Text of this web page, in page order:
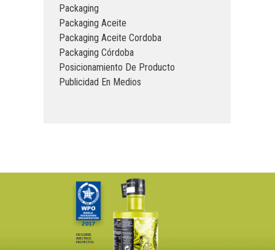
Packaging
Packaging Aceite
Packaging Aceite Cordoba
Packaging Córdoba
Posicionamiento De Producto
Publicidad En Medios
DESCUBRE
NUESTROS
PROYECTOS